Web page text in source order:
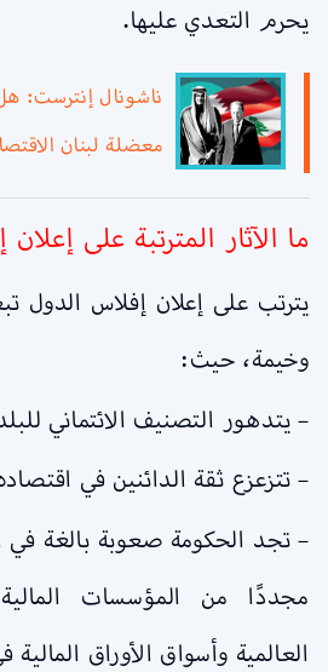
يحرم التعدي عليها.
ناشونال إنترست:
معضلة لبنان
ما الآثار المترتبة على
يترتب على إعلان إفلاس الدول
وخيمة، حيث:
– يتدهور التصنيف الائتماني
– تتزعزع ثقة الدائنين في
– تجد الحكومة صعوبة بالغة
مجددًا من المؤسسات
العالمية وأسواق الأوراق